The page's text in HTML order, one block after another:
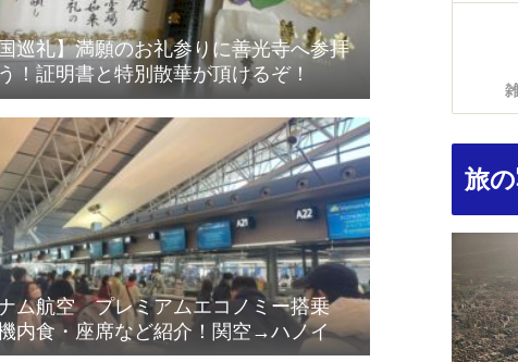
巡礼】満願のお礼参りに善光寺へ参拝
！証明書と特別散華が頂けるぞ！
ム航空 プレミアムエコノミー搭乗
内食・座席など紹介！関空→ハノイ
旅